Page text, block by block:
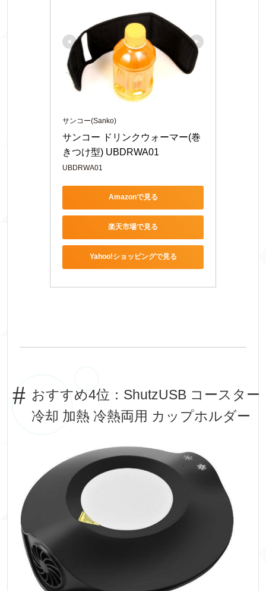
サンコー(Sanko)
サンコー ドリンクウォーマー(巻
きつけ型) UBDRWA01
UBDRWA01
Amazonで見る
楽天市場で見る
Yahoo!ショッピングで見る
おすすめ4位：ShutzUSB コースター
冷却 加熱 冷熱両用 カップホルダー